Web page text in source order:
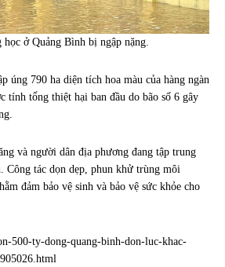
ở Quảng Bình bị ngập nặng.
úng 790 ha diện tích hoa màu của hàng ngàn
tổng thiệt hại ban đầu do bão số 6 gây
và người dân địa phương đang tập trung
Công tác dọn dẹp, phun khử trùng môi
đảm bảo vệ sinh và bảo vệ sức khỏe cho
500-ty-dong-quang-binh-don-luc-khac-